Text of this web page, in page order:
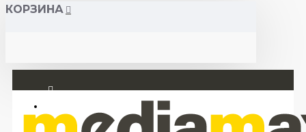
КОРЗИНА